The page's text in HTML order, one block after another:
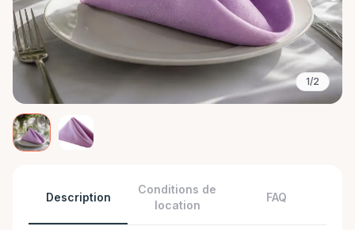
1/2
Description
Conditions de
location
FAQ